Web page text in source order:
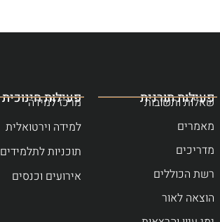
פעילות תורנית
שאלות ותשובות
מאמרים
מדריכים
רשת הכוללים
הוצאה לאור
פעילות חינוכית
מרכז למידה
למידה וירטואלית
תוכניות לתלמידים
אירועים וכנסים